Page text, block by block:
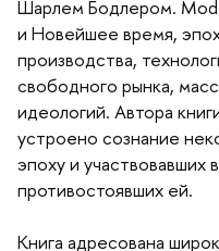
Шарлем Бодлером.
и Новейшее время,
производства,
свободного рынка,
идеологий. Автора
устроено сознание
эпоху и участвовавших
противостоявших ей.
Книга адресована